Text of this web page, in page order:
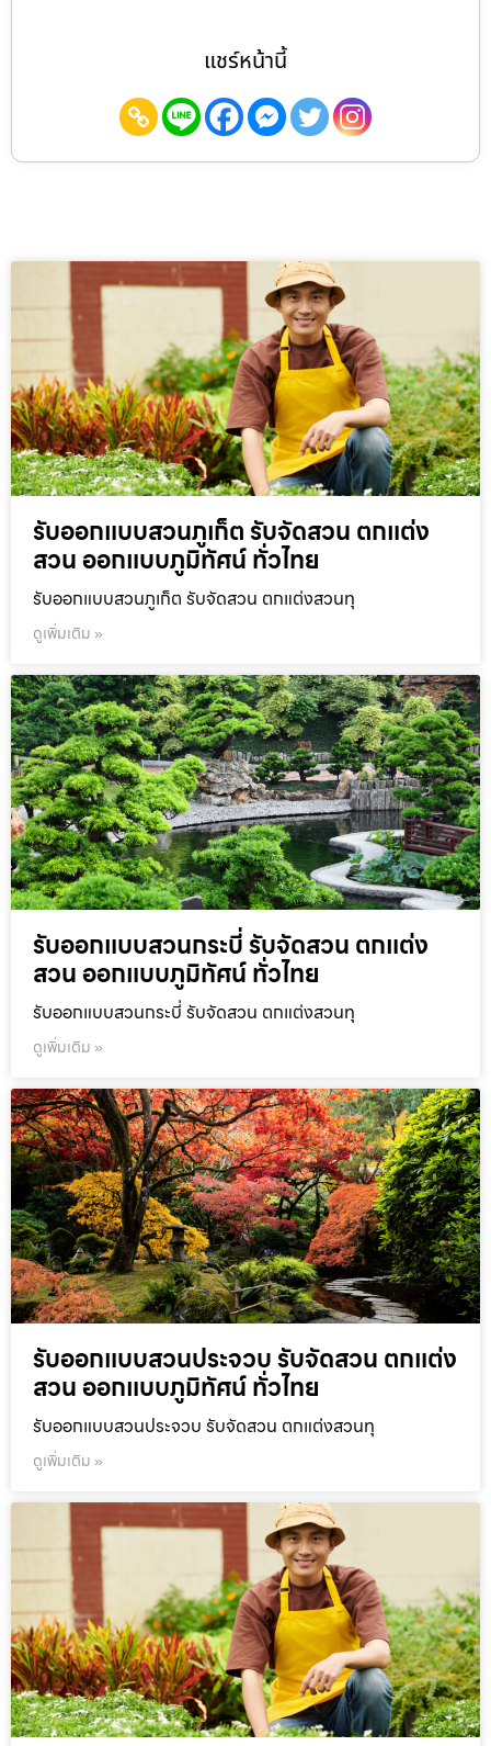
แชร์หน้านี้
รับออกแบบสวนภูเก็ต รับจัดสวน ตกแต่ง
สวน ออกแบบภูมิทัศน์ ทั่วไทย
รับออกแบบสวนภูเก็ต รับจัดสวน ตกแต่งสวนทุ
ดูเพิ่มเติม »
รับออกแบบสวนกระบี่ รับจัดสวน ตกแต่ง
สวน ออกแบบภูมิทัศน์ ทั่วไทย
รับออกแบบสวนกระบี่ รับจัดสวน ตกแต่งสวนทุ
ดูเพิ่มเติม »
รับออกแบบสวนประจวบ รับจัดสวน ตกแต่ง
สวน ออกแบบภูมิทัศน์ ทั่วไทย
รับออกแบบสวนประจวบ รับจัดสวน ตกแต่งสวนทุ
ดูเพิ่มเติม »